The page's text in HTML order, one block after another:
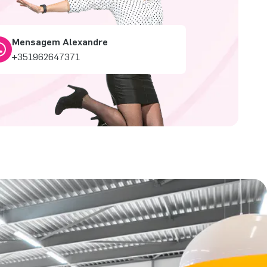
Mensagem Alexandre
+351962647371